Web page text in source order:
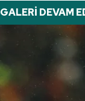
GALERİ DEVAM